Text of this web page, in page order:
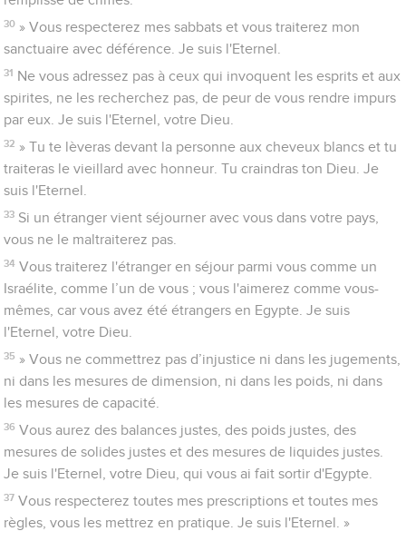
30 » Vous respecterez mes sabbats et vous traiterez mon
sanctuaire avec déférence. Je suis l'Eternel.
31 Ne vous adressez pas à ceux qui invoquent les esprits et aux
spirites, ne les recherchez pas, de peur de vous rendre impurs
par eux. Je suis l'Eternel, votre Dieu.
32 » Tu te lèveras devant la personne aux cheveux blancs et tu
traiteras le vieillard avec honneur. Tu craindras ton Dieu. Je
suis l'Eternel.
33 Si un étranger vient séjourner avec vous dans votre pays,
vous ne le maltraiterez pas.
34 Vous traiterez l'étranger en séjour parmi vous comme un
Israélite, comme l’un de vous ; vous l'aimerez comme vous-
mêmes, car vous avez été étrangers en Egypte. Je suis
l'Eternel, votre Dieu.
35 » Vous ne commettrez pas d’injustice ni dans les jugements,
ni dans les mesures de dimension, ni dans les poids, ni dans
les mesures de capacité.
36 Vous aurez des balances justes, des poids justes, des
mesures de solides justes et des mesures de liquides justes.
Je suis l'Eternel, votre Dieu, qui vous ai fait sortir d'Egypte.
37 Vous respecterez toutes mes prescriptions et toutes mes
règles, vous les mettrez en pratique. Je suis l'Eternel. »